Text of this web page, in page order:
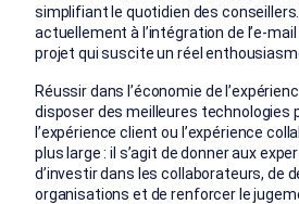
simplifiant le quotidien des conseillers.
actuellement à l’intégration de l’e-
projet qui suscite un réel
Réussir dans l’économie de
disposer des meilleures technologies
l’expérience client ou l’expérience
plus large : il s’agit de donner aux
d’investir dans les collaborateurs, de
organisations et de renforcer le